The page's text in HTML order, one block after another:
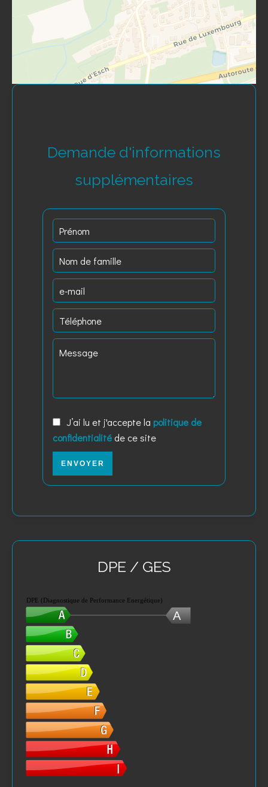
Demande d'informations
supplémentaires
J’ai lu et j'accepte la politique de
confidentialité de ce site
ENVOYER
DPE / GES
A
DPE (Diagnostique de Performance Energétique)